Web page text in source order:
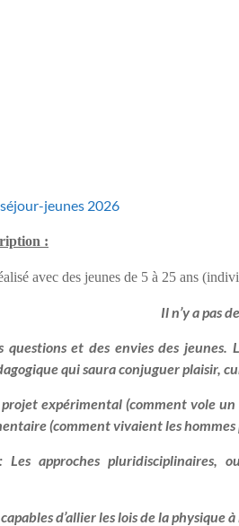
jeunes 2026
:
avec des jeunes de 5 à 25 ans
Il n’y a pas
questions et des envies des
qui saura conjuguer plaisir,
projet expérimental (comment vole
(comment vivaient les hommes
Les approches pluridisciplinaires,
d’allier les lois de la physique